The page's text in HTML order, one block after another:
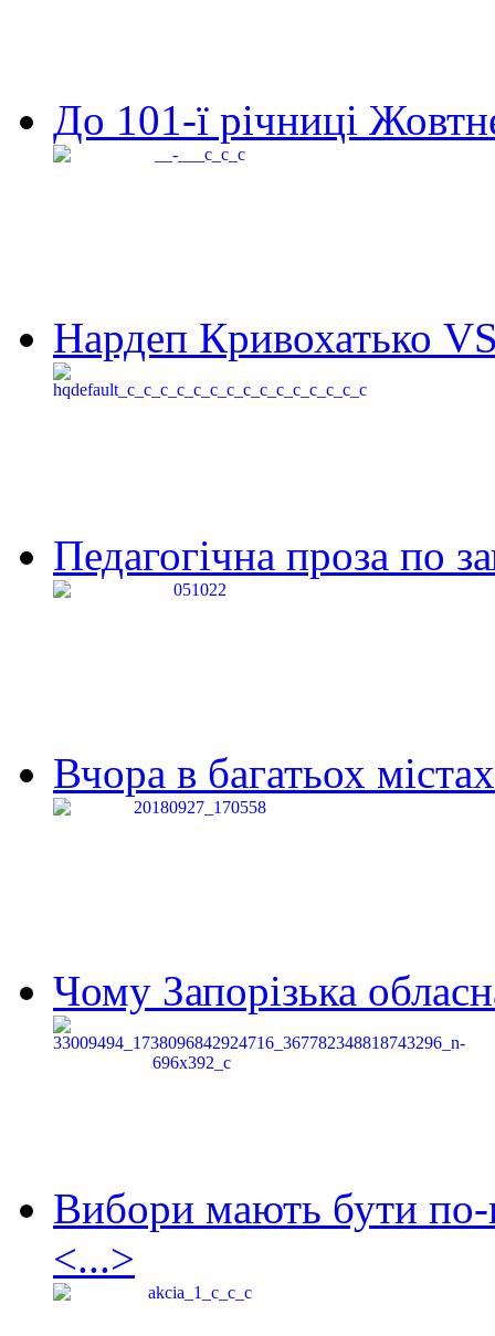
До 101-ї річниці
Нардеп Кривохатько
Педагогічна проза по
Вчора в багатьох
Чому Запорізька
Вибори мають бути по-
<...>